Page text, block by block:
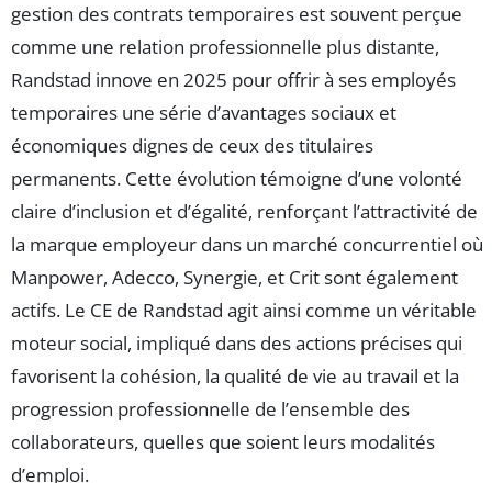
gestion des contrats temporaires est souvent perçue
comme une relation professionnelle plus distante,
Randstad innove en 2025 pour offrir à ses employés
temporaires une série d’avantages sociaux et
économiques dignes de ceux des titulaires
permanents. Cette évolution témoigne d’une volonté
claire d’inclusion et d’égalité, renforçant l’attractivité de
la marque employeur dans un marché concurrentiel où
Manpower, Adecco, Synergie, et Crit sont également
actifs. Le CE de Randstad agit ainsi comme un véritable
moteur social, impliqué dans des actions précises qui
favorisent la cohésion, la qualité de vie au travail et la
progression professionnelle de l’ensemble des
collaborateurs, quelles que soient leurs modalités
d’emploi.